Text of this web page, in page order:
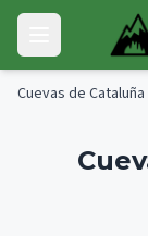
Skip to main content
Open main
Cuevas de Cataluña